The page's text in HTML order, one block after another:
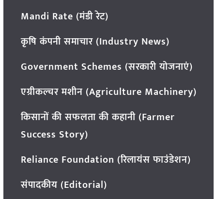
Mandi Rate (मंडी रेट)
कृषि कंपनी समाचार (Industry News)
Government Schemes (सरकारी योजनाएं)
एग्रीकल्चर मशीन (Agriculture Machinery)
किसानों की सफलता की कहानी (Farmer
Success Story)
Reliance Foundation (रिलायंस फाउंडेशन)
संपादकीय (Editorial)